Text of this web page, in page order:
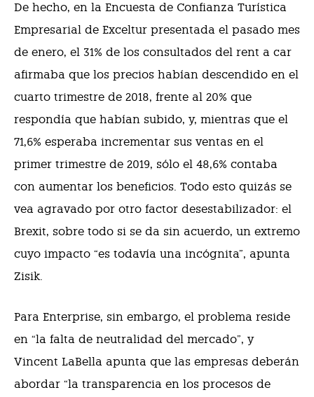
De hecho, en la Encuesta de Confianza Turística
Empresarial de Exceltur presentada el pasado mes
de enero, el 31% de los consultados del rent a car
afirmaba que los precios habían descendido en el
cuarto trimestre de 2018, frente al 20% que
respondía que habían subido, y, mientras que el
71,6% esperaba incrementar sus ventas en el
primer trimestre de 2019, sólo el 48,6% contaba
con aumentar los beneficios. Todo esto quizás se
vea agravado por otro factor desestabilizador: el
Brexit, sobre todo si se da sin acuerdo, un extremo
cuyo impacto “es todavía una incógnita”, apunta
Zisik.
Para Enterprise, sin embargo, el problema reside
en “la falta de neutralidad del mercado”, y
Vincent LaBella apunta que las empresas deberán
abordar “la transparencia en los procesos de